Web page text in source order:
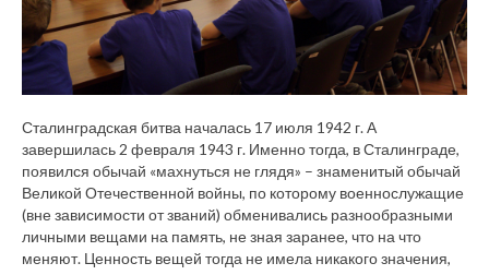
Сталинградская битва началась 17 июля 1942 г. А
завершилась 2 февраля 1943 г. Именно тогда, в Сталинграде,
появился обычай «махнуться не глядя» – знаменитый обычай
Великой Отечественной войны, по которому военнослужащие
(вне зависимости от званий) обменивались разнообразными
личными вещами на память, не зная заранее, что на что
меняют. Ценность вещей тогда не имела никакого значения,